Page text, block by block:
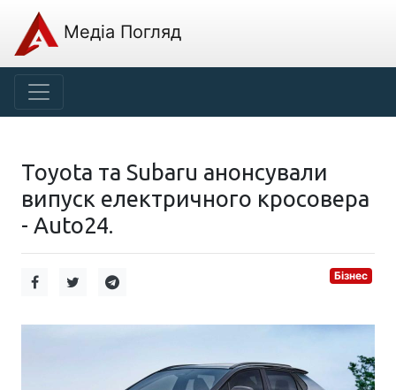
Медіа Погляд
Toyota та Subaru анонсували
випуск електричного кросовера
- Auto24.
Бізнес